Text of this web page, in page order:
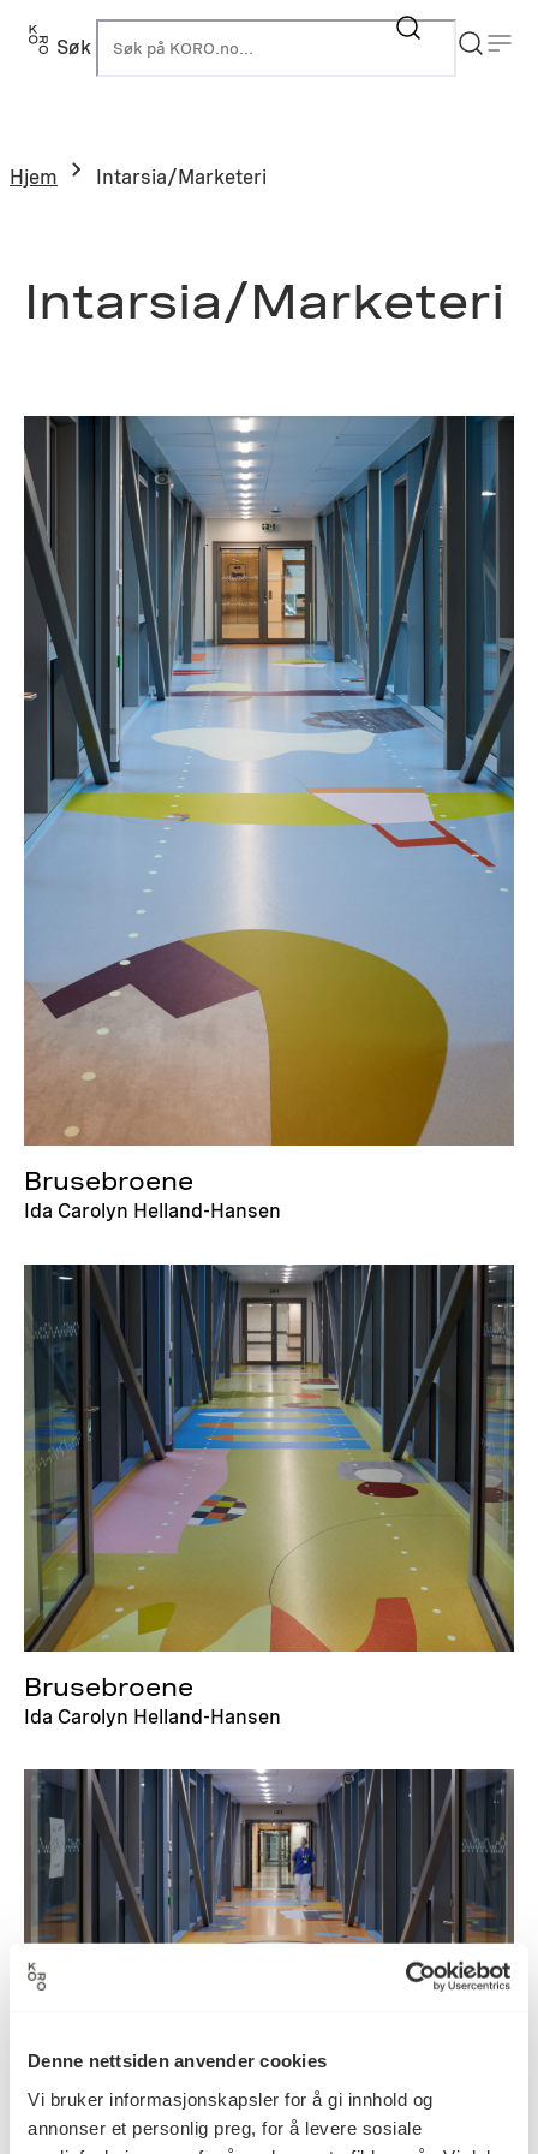
Denne nettsiden anvender cookies
Vi bruker informasjonskapsler for å gi innhold og
annonser et personlig preg, for å levere sosiale
Hopp
Søk
Hjem Intarsia/Marketeri
Intarsia/Marketeri
Brusebroene
Ida Carolyn Helland-Hansen
Brusebroene
Ida Carolyn Helland-Hansen